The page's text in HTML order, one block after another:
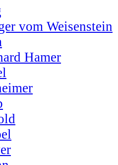
vom Weisenstein
Hamer